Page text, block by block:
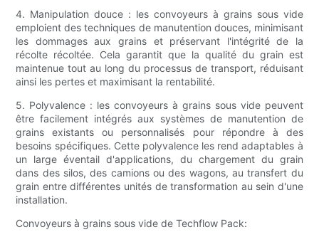
4. Manipulation douce : les convoyeurs à grains sous vide
emploient des techniques de manutention douces, minimisant
les dommages aux grains et préservant l'intégrité de la
récolte récoltée. Cela garantit que la qualité du grain est
maintenue tout au long du processus de transport, réduisant
ainsi les pertes et maximisant la rentabilité.
5. Polyvalence : les convoyeurs à grains sous vide peuvent
être facilement intégrés aux systèmes de manutention de
grains existants ou personnalisés pour répondre à des
besoins spécifiques. Cette polyvalence les rend adaptables à
un large éventail d'applications, du chargement du grain
dans des silos, des camions ou des wagons, au transfert du
grain entre différentes unités de transformation au sein d'une
installation.
Convoyeurs à grains sous vide de Techflow Pack: